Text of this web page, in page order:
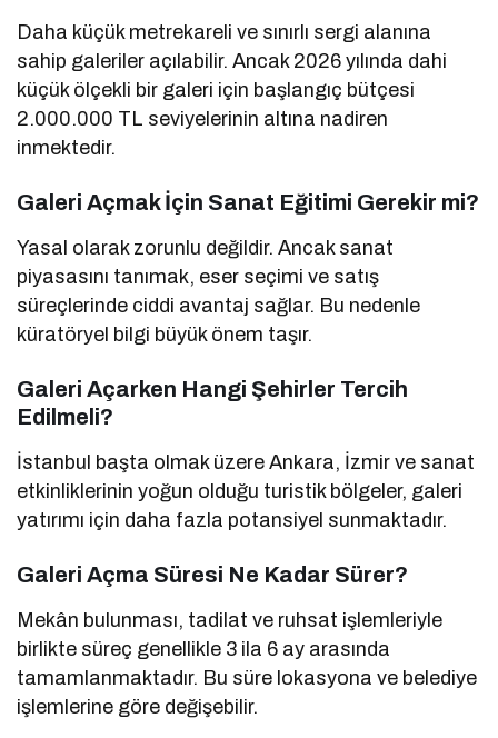
Daha küçük metrekareli ve sınırlı sergi alanına
sahip galeriler açılabilir. Ancak 2026 yılında dahi
küçük ölçekli bir galeri için başlangıç bütçesi
2.000.000 TL seviyelerinin altına nadiren
inmektedir.
Galeri Açmak İçin Sanat Eğitimi Gerekir mi?
Yasal olarak zorunlu değildir. Ancak sanat
piyasasını tanımak, eser seçimi ve satış
süreçlerinde ciddi avantaj sağlar. Bu nedenle
küratöryel bilgi büyük önem taşır.
Galeri Açarken Hangi Şehirler Tercih
Edilmeli?
İstanbul başta olmak üzere Ankara, İzmir ve sanat
etkinliklerinin yoğun olduğu turistik bölgeler, galeri
yatırımı için daha fazla potansiyel sunmaktadır.
Galeri Açma Süresi Ne Kadar Sürer?
Mekân bulunması, tadilat ve ruhsat işlemleriyle
birlikte süreç genellikle 3 ila 6 ay arasında
tamamlanmaktadır. Bu süre lokasyona ve belediye
işlemlerine göre değişebilir.